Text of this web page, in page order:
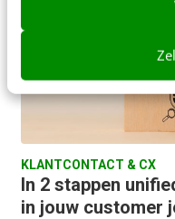
KLANTCONTACT & CX
In 2 stappen
in jouw customer